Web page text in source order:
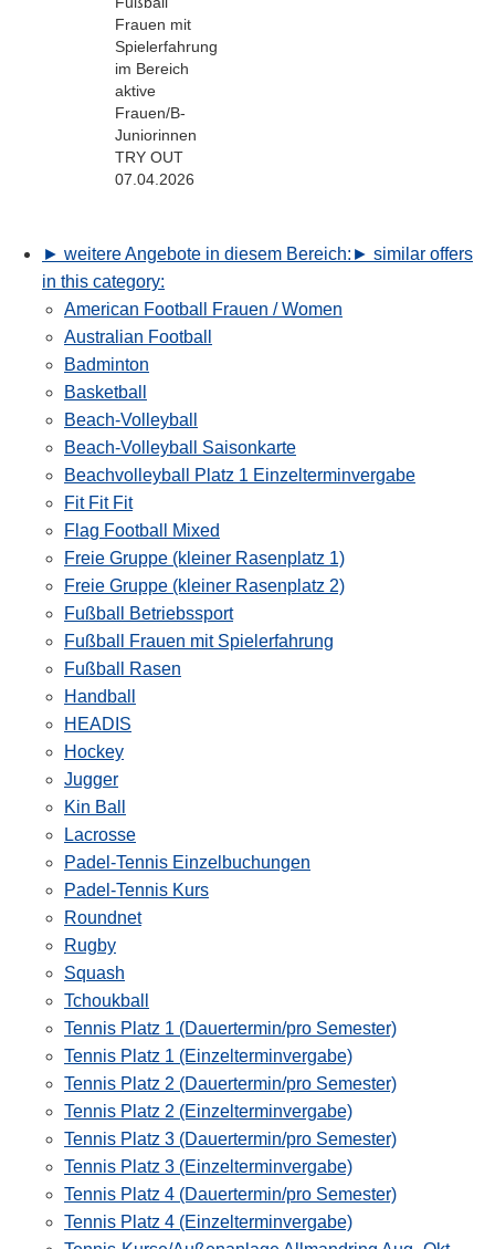
Frauen mit
Spielerfahrung
im Bereich
aktive
Frauen/B-
Juniorinnen
TRY OUT
07.04.2026
► weitere Angebote in diesem Bereich: ► similar offers
in this category:
American Football Frauen / Women
Australian Football
Badminton
Basketball
Beach-Volleyball
Beach-Volleyball Saisonkarte
Beachvolleyball Platz 1 Einzelterminvergabe
Fit Fit Fit
Flag Football Mixed
Freie Gruppe (kleiner Rasenplatz 1)
Freie Gruppe (kleiner Rasenplatz 2)
Fußball Betriebssport
Fußball Frauen mit Spielerfahrung
Fußball Rasen
Handball
HEADIS
Hockey
Jugger
Kin Ball
Lacrosse
Padel-Tennis Einzelbuchungen
Padel-Tennis Kurs
Roundnet
Rugby
Squash
Tchoukball
Tennis Platz 1 (Dauertermin/pro Semester)
Tennis Platz 1 (Einzelterminvergabe)
Tennis Platz 2 (Dauertermin/pro Semester)
Tennis Platz 2 (Einzelterminvergabe)
Tennis Platz 3 (Dauertermin/pro Semester)
Tennis Platz 3 (Einzelterminvergabe)
Tennis Platz 4 (Dauertermin/pro Semester)
Tennis Platz 4 (Einzelterminvergabe)